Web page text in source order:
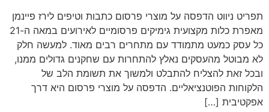
תפריט ניווט הדפסה על מוצרי פרסום כתבות וטיפים לירז פיינמן
מאפרת כלות מקצועית גימיקים פרסומיים לאירועים במאה ה-21
כל עסק כמעט מתמודד עם מתחרים רבים מאוד. למעשה חלק
לא מבוטל מהעסקים נאלץ להתחרות עם שחקנים גדולים ממנו,
ובכל זאת להצליח להתבלט ולמשוך את תשומת הלב של
הלקוחות הפוטנציאליים. הדפסה על מוצרי פרסום היא דרך
אפקטיבית […]